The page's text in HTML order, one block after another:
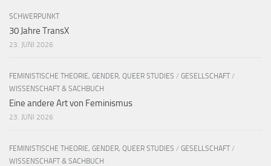
SCHWERPUNKT
30 Jahre TransX
23. JUNI 2026
FEMINISTISCHE THEORIE, GENDER, QUEER STUDIES / GESELLSCHAFT /
WISSENSCHAFT & SACHBUCH
Eine andere Art von Feminismus
23. JUNI 2026
FEMINISTISCHE THEORIE, GENDER, QUEER STUDIES / GESELLSCHAFT /
WISSENSCHAFT & SACHBUCH